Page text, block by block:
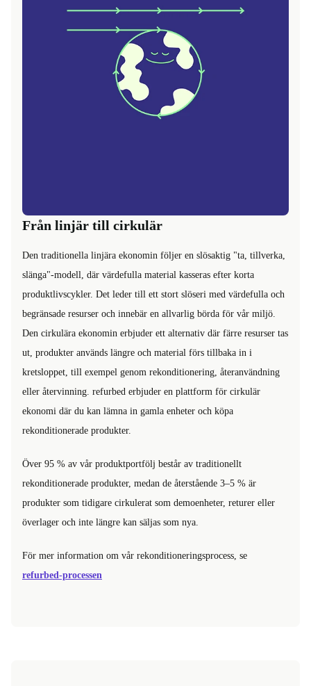
Från linjär till cirkulär
Den traditionella linjära ekonomin följer en slösaktig "ta, tillverka,
slänga"-modell, där värdefulla material kasseras efter korta
produktlivscykler. Det leder till ett stort slöseri med värdefulla och
begränsade resurser och innebär en allvarlig börda för vår miljö.
Den cirkulära ekonomin erbjuder ett alternativ där färre resurser tas
ut, produkter används längre och material förs tillbaka in i
kretsloppet, till exempel genom rekonditionering, återanvändning
eller återvinning. refurbed erbjuder en plattform för cirkulär
ekonomi där du kan lämna in gamla enheter och köpa
rekonditionerade produkter.
Över 95 % av vår produktportfölj består av traditionellt
rekonditionerade produkter, medan de återstående 3–5 % är
produkter som tidigare cirkulerat som demoenheter, returer eller
överlager och inte längre kan säljas som nya.
För mer information om vår rekonditioneringsprocess, se
refurbed-processen